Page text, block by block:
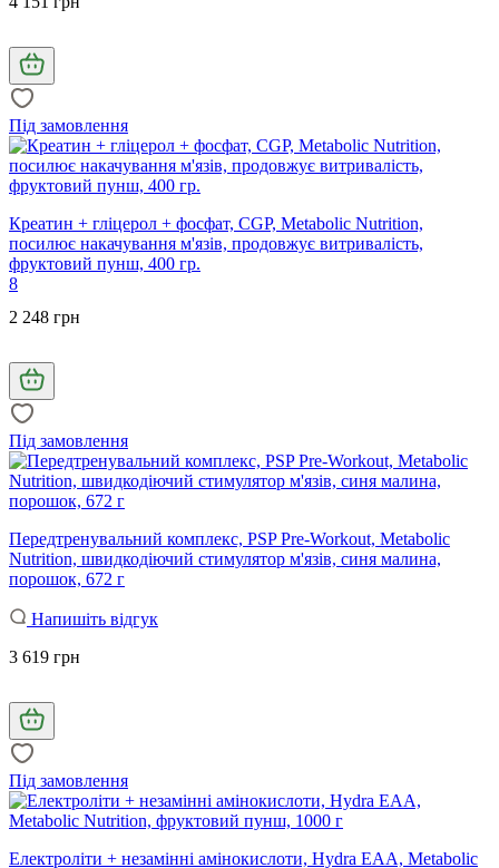
Під замовлення
Креатин + гліцерол + фосфат, CGP, Metabolic Nutrition,
посилює накачування м'язів, продовжує витривалість,
фруктовий пунш, 400 гр.
8
2 248 грн
Під замовлення
Передтренувальний комплекс, PSP Pre-Workout, Metabolic
Nutrition, швидкодіючий стимулятор м'язів, синя малина,
порошок, 672 г
Напишіть відгук
3 619 грн
Під замовлення
Електроліти + незамінні амінокислоти, Hydra EAA, Metabolic